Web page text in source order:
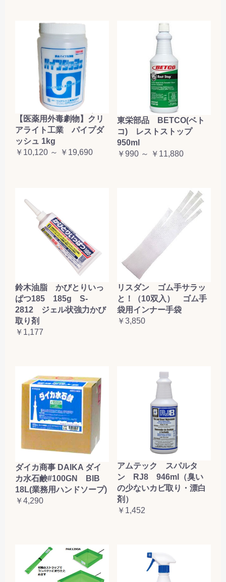
【医薬用外毒劇物】クリ
アライト工業 パイプダ
ッシュ 1kg
￥10,120 ～ ￥19,690
東栄部品 BETCO(ベト
コ) レストストップ
950ml
￥990 ～ ￥11,880
鈴木油脂 かびとりいっ
ぱつ185 185g S-
2812 ジェル状強力かび
取り剤
￥1,177
リスダン ゴム手サラッ
と！（10双入） ゴム手
袋用インナー手袋
￥3,850
ダイカ商事 DAIKA ダイ
カ水石鹸#100GN BIB
18L(業務用ハンドソープ)
￥4,290
アムテック スパルタ
ン RJ8 946ml（臭い
の少ないカビ取り・漂白
剤）
￥1,452